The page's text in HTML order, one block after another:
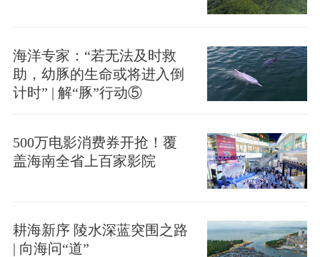
海洋专家：“若无法及时救
助，幼豚的生命或将进入倒
计时” | 解“豚”行动⑤
500万电影消费券开抢！覆
盖海南全省上百家影院
耕海新序 陵水深蓝突围之路
| 向海问“道”